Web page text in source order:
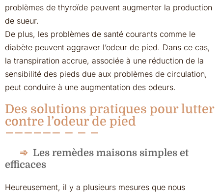
problèmes de thyroïde peuvent augmenter la production
de sueur.
De plus, les problèmes de santé courants comme le
diabète peuvent aggraver l’odeur de pied. Dans ce cas,
la transpiration accrue, associée à une réduction de la
sensibilité des pieds due aux problèmes de circulation,
peut conduire à une augmentation des odeurs.
Des solutions pratiques pour lutter
contre l’odeur de pied
Les remèdes maisons simples et
efficaces
Heureusement, il y a plusieurs mesures que nous